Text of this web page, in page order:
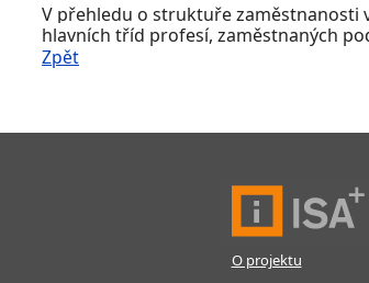
V přehledu o struktuře zaměstnanosti
hlavních tříd profesí, zaměstnaných
Zpět
O projektu